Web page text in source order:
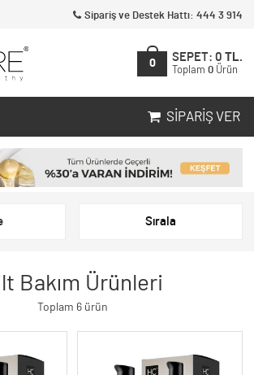
Sipariş ve Destek Hattı: 444 3 914
0
SEPET: 0 TL.
Toplam 0 Ürün
SIPARIŞ VER
Sırala
Bakım Ürünleri
Toplam 6 ürün